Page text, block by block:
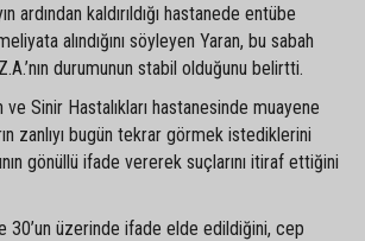
ardından kaldırıldığı hastanede entübe
alındığını söyleyen Yaran, bu sabah
durumunun stabil olduğunu belirtti.
ve Sinir Hastalıkları hastanesinde muayene
zanlıyı bugün tekrar görmek istediklerini
gönüllü ifade vererek suçlarını itiraf ettiğini
30’un üzerinde ifade elde edildiğini, cep